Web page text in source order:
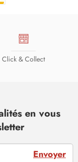
Click & Collect
en vous
Envoyer